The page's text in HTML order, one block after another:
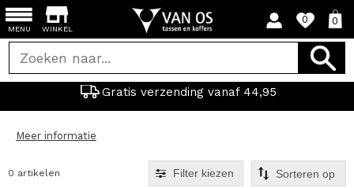
WINKEL
0 0
Gratis verzending vanaf 44,95
MENU
Meer informatie
0 artikelen Filter kiezen